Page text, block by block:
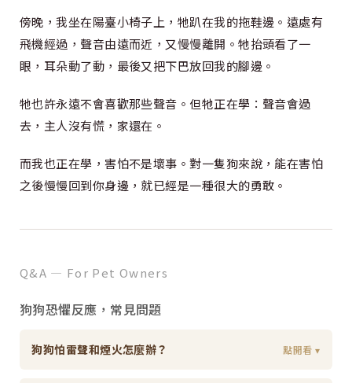
傍晚，我坐在陽臺小椅子上，牠趴在我的拖鞋邊。遠處有
飛機經過，聲音由遠而近，又慢慢離開。牠抬頭看了一
眼，耳朵動了動，最後又把下巴放回我的腳邊。
牠也許永遠不會喜歡那些聲音。但牠正在學：聲音會過
去，主人沒有慌，家還在。
而我也正在學，害怕不是壞事。對一隻狗來說，能在害怕
之後慢慢回到你身邊，就已經是一種很大的勇敢。
Q&A — For Pet Owners
狗狗恐懼反應，常見問題
狗狗怕雷聲和煙火怎麼辦？ 點開看 ▾